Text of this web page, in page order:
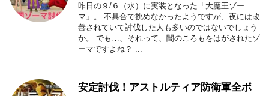
昨日の９/６（水）に実装となった「大魔王ゾー
マ」。 不具合で挑めなかったようですが、夜には改
善されていて討伐した人も多いのではないでしょう
か。 でも…、それって、闇のころもをはがされたゾ
ーマですよね？ ...
安定討伐！アストルティア防衛軍全ボ